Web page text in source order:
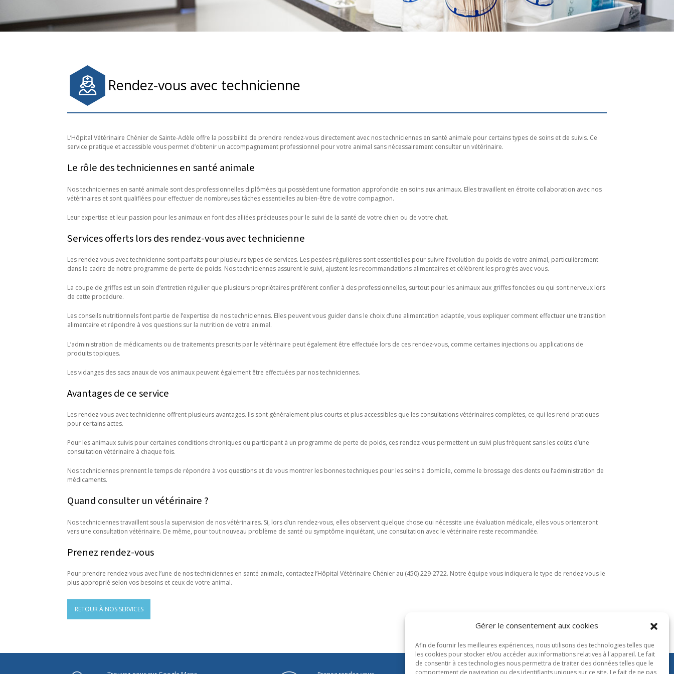
Gérer le consentement aux cookies
Afin de fournir les meilleures expériences, nous utilisons des technologies telles que
les cookies pour stocker et/ou accéder aux informations relatives à l'appareil. Le fait
de consentir à ces technologies nous permettra de traiter des données telles que le
comportement de navigation ou des identifiants uniques sur ce site. Le fait de ne pas
Rendez-vous avec technicienne
L’Hôpital Vétérinaire Chénier de Sainte-Adèle offre la possibilité de prendre rendez-vous directement avec nos techniciennes en santé animale pour certains types de soins et de suivis. Ce
service pratique et accessible vous permet d’obtenir un accompagnement professionnel pour votre animal sans nécessairement consulter un vétérinaire.
Le rôle des techniciennes en santé animale
Nos techniciennes en santé animale sont des professionnelles diplômées qui possèdent une formation approfondie en soins aux animaux. Elles travaillent en étroite collaboration avec nos
vétérinaires et sont qualifiées pour effectuer de nombreuses tâches essentielles au bien-être de votre compagnon.
Leur expertise et leur passion pour les animaux en font des alliées précieuses pour le suivi de la santé de votre chien ou de votre chat.
Services offerts lors des rendez-vous avec technicienne
Les rendez-vous avec technicienne sont parfaits pour plusieurs types de services. Les pesées régulières sont essentielles pour suivre l’évolution du poids de votre animal, particulièrement
dans le cadre de notre programme de perte de poids. Nos techniciennes assurent le suivi, ajustent les recommandations alimentaires et célèbrent les progrès avec vous.
La coupe de griffes est un soin d’entretien régulier que plusieurs propriétaires préfèrent confier à des professionnelles, surtout pour les animaux aux griffes foncées ou qui sont nerveux lors
de cette procédure.
Les conseils nutritionnels font partie de l’expertise de nos techniciennes. Elles peuvent vous guider dans le choix d’une alimentation adaptée, vous expliquer comment effectuer une transition
alimentaire et répondre à vos questions sur la nutrition de votre animal.
L’administration de médicaments ou de traitements prescrits par le vétérinaire peut également être effectuée lors de ces rendez-vous, comme certaines injections ou applications de
produits topiques.
Les vidanges des sacs anaux de vos animaux peuvent également être effectuées par nos techniciennes.
Avantages de ce service
Les rendez-vous avec technicienne offrent plusieurs avantages. Ils sont généralement plus courts et plus accessibles que les consultations vétérinaires complètes, ce qui les rend pratiques
pour certains actes.
Pour les animaux suivis pour certaines conditions chroniques ou participant à un programme de perte de poids, ces rendez-vous permettent un suivi plus fréquent sans les coûts d’une
consultation vétérinaire à chaque fois.
Nos techniciennes prennent le temps de répondre à vos questions et de vous montrer les bonnes techniques pour les soins à domicile, comme le brossage des dents ou l’administration de
médicaments.
Quand consulter un vétérinaire ?
Nos techniciennes travaillent sous la supervision de nos vétérinaires. Si, lors d’un rendez-vous, elles observent quelque chose qui nécessite une évaluation médicale, elles vous orienteront
vers une consultation vétérinaire. De même, pour tout nouveau problème de santé ou symptôme inquiétant, une consultation avec le vétérinaire reste recommandée.
Prenez rendez-vous
Pour prendre rendez-vous avec l’une de nos techniciennes en santé animale, contactez l’Hôpital Vétérinaire Chénier au (450) 229-2722. Notre équipe vous indiquera le type de rendez-vous le
plus approprié selon vos besoins et ceux de votre animal.
RETOUR À NOS SERVICES